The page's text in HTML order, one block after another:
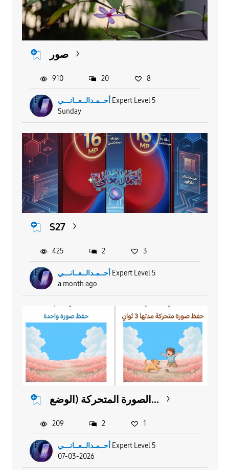
صور
أحــمـدالــعــانـــي Expert Level 5
Sunday
910 20 8
S27
أحــمـدالــعــانـــي Expert Level 5
a month ago
425 2 3
الصورة المتحركة (الوضع...
أحــمـدالــعــانـــي Expert Level 5
07-03-2026
209 2 1